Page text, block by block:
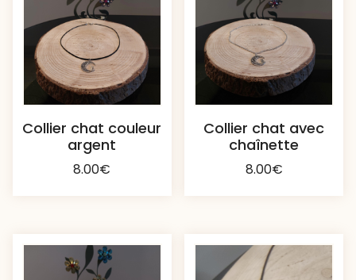
Collier chat couleur
argent
8.00€
Collier chat avec
chaînette
8.00€